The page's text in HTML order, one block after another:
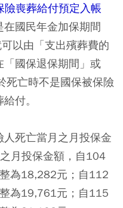
喪葬給付預定入帳
在國民年金加保期間
以由「支出殯葬費的
「國保退保期間」或
死亡時不是國保被保險
付。
死亡當月之月投保金
月投保金額，自104
為18,282元；自112
為19,761元；自115